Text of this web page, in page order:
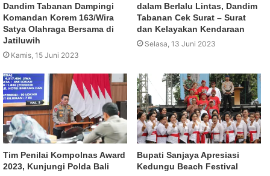
Dandim Tabanan Dampingi
Komandan Korem 163/Wira
Satya Olahraga Bersama di
Jatiluwih
Kamis, 15 Juni 2023
dalam Berlalu Lintas, Dandim
Tabanan Cek Surat – Surat
dan Kelayakan Kendaraan
Selasa, 13 Juni 2023
Tim Penilai Kompolnas Award
2023, Kunjungi Polda Bali
Bupati Sanjaya Apresiasi
Kedungu Beach Festival